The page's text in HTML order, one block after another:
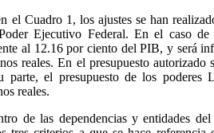
el Cuadro 1, los ajustes se han
Ejecutivo Federal. En el caso de
al 12.16 por ciento del PIB, y será
reales. En el presupuesto autorizado
el presupuesto de los poderes
reales.
de las dependencias y entidades